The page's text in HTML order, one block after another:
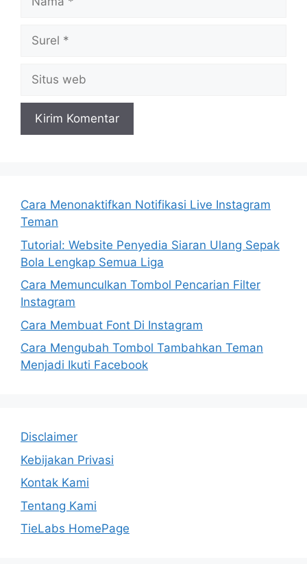
Surel
Situs
web
Cara Menonaktifkan Notifikasi Live Instagram
Teman
Tutorial: Website Penyedia Siaran Ulang Sepak
Bola Lengkap Semua Liga
Cara Memunculkan Tombol Pencarian Filter
Instagram
Cara Membuat Font Di Instagram
Cara Mengubah Tombol Tambahkan Teman
Menjadi Ikuti Facebook
Disclaimer
Kebijakan Privasi
Kontak Kami
Tentang Kami
TieLabs HomePage